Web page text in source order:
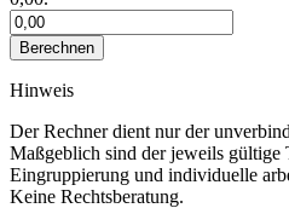
Berechnen
Hinweis
Der Rechner dient nur der
Maßgeblich sind der jeweils gültige
Eingruppierung und individuelle
Keine Rechtsberatung.